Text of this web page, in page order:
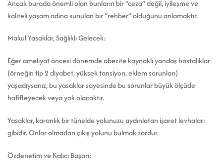
Ancak burada önemli olan bunların bir “ceza” değil, iyileşme ve
kaliteli yaşam adına sunulan bir “rehber” olduğunu anlamaktır.
Makul Yasaklar, Sağlıklı Gelecek:
Eğer ameliyat öncesi dönemde obezite kaynaklı yandaş hastalıklar
(örneğin tip 2 diyabet, yüksek tansiyon, eklem sorunları)
yaşadıysanız, bu yasaklar sayesinde bu sorunlar büyük ölçüde
hafifleyecek veya yok olacaktır.
Yasaklar, karanlık bir tünelde yolunuzu aydınlatan işaret levhaları
gibidir. Onlar olmadan çıkış yolunu bulmak zordur.
Özdenetim ve Kalıcı Başarı: